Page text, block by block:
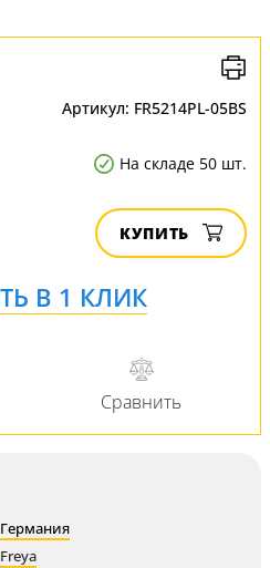
Артикул: FR5214PL-05BS
На складе 50 шт.
КУПИТЬ
Германия
Freya